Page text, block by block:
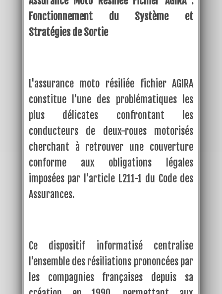
Fonctionnement du Système et
Stratégies de Sortie
L'assurance moto résiliée fichier AGIRA
constitue l'une des problématiques les
plus délicates confrontant les
conducteurs de deux-roues motorisés
cherchant à retrouver une couverture
conforme aux obligations légales
imposées par l'article L211-1 du Code des
Assurances.
Ce dispositif informatisé centralise
l'ensemble des résiliations prononcées par
les compagnies françaises depuis sa